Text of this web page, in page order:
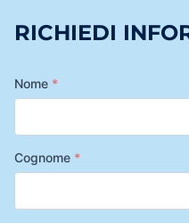
RICHIEDI
Nome *
Cognome *